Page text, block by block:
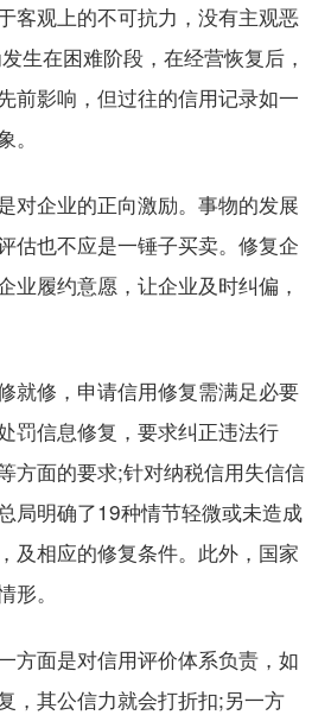
客观上的不可抗力，没有主观恶
生在困难阶段，在经营恢复后，
前影响，但过往的信用记录如一
企业的正向激励。事物的发展
估也不应是一锤子买卖。修复企
业履约意愿，让企业及时纠偏，
修，申请信用修复需满足必要
罚信息修复，要求纠正违法行
方面的要求;针对纳税信用失信信
局明确了19种情节轻微或未造成
及相应的修复条件。此外，国家
形。
面是对信用评价体系负责，如
，其公信力就会打折扣;另一方